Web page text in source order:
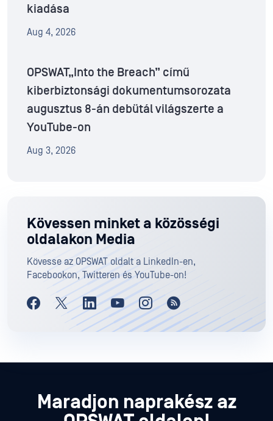
kiadása
Aug 4, 2026
OPSWAT„Into the Breach” című
kiberbiztonsági dokumentumsorozata
augusztus 8-án debütál világszerte a
YouTube-on
Aug 3, 2026
Kövessen minket a közösségi
oldalakon Media
Kövesse az OPSWAT oldalt a LinkedIn-en,
Facebookon, Twitteren és YouTube-on!
Maradjon naprakész az